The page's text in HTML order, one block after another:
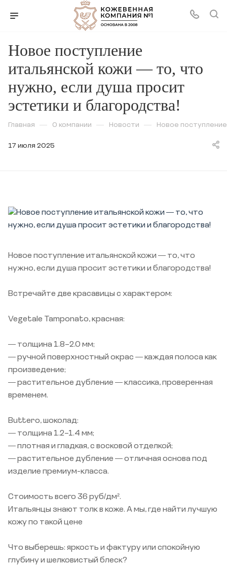
Новое поступление
итальянской кожи — то, что
нужно, если душа просит
эстетики и благородства!
Главная — О компании — Новости — Новое
17 июля 2025
Новое поступление итальянской кожи — то, что
нужно, если душа просит эстетики и благородства!
Встречайте две красавицы с характером:
Vegetale Tamponato, красная:
— толщина 1.8–2.0 мм;
— ручной поверхностный окрас — каждая полоса как
произведение;
— растительное дубление — классика, проверенная
временем.
Buttero, шоколад:
— толщина 1.2–1.4 мм;
— плотная и гладкая, с восковой отделкой;
— растительное дубление — отличная основа под
изделие премиум-класса.
Стоимость всего 36 руб/дм².
Итальянцы знают толк в коже. А мы, где найти лучшую
кожу по такой цене
Что выберешь: яркость и фактуру или спокойную
глубину и шелковистый блеск?